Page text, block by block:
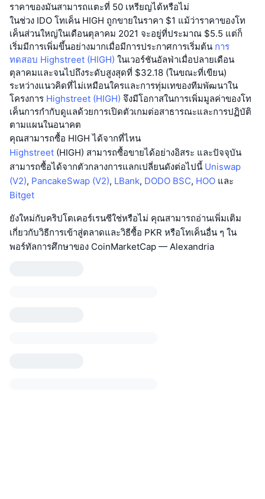
ราคาของมันสามารถแตะที่ 50 เหรียญได้หรือไม่
ในช่วง IDO โทเค็น HIGH ถูกขายในราคา $1 แม้ว่าราคาของโท
เค็นส่วนใหญ่ในเดือนตุลาคม 2021 จะอยู่ที่ประมาณ $5.5 แต่ก็
เริ่มมีการเพิ่มขึ้นอย่างมากเมื่อมีการประกาศการเริ่มต้น การ
ทดสอบ Highstreet (HIGH) ในเวอร์ชันอัลฟ่าเมื่อปลายเดือน
ตุลาคมและจนไปถึงระดับสูงสุดที่ $32.18 (ในขณะที่เขียน)
ระหว่างแนวคิดที่ไม่เหมือนใครและการทุ่มเทของทีมพัฒนาใน
โครงการ Highstreet (HIGH) จึงมีโอกาสในการเพิ่มมูลค่าของโท
เค็นการกำกับดูแลด้วยการเปิดตัวเกมต่อสาธารณะและการปฏิบัติ
ตามแผนในอนาคต
คุณสามารถซื้อ HIGH ได้จากที่ไหน
Highstreet (HIGH) สามารถซื้อขายได้อย่างอิสระ และปัจจุบัน
สามารถซื้อได้จากตัวกลางการแลกเปลี่ยนดังต่อไปนี้ Uniswap
(V2), PancakeSwap (V2), LBank, DODO BSC, HOO และ
Bitget
ยังใหม่กับคริปโตเคอร์เรนซีใช่หรือไม่ คุณสามารถอ่านเพิ่มเติม
เกี่ยวกับวิธีการเข้าสู่ตลาดและวิธีซื้อ PKR หรือโทเค็นอื่น ๆ ใน
พอร์ทัลการศึกษาของ CoinMarketCap — Alexandria